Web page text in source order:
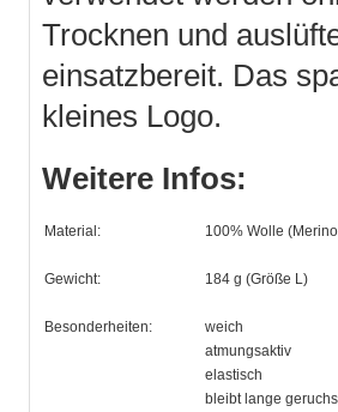
Trocknen und
einsatzbereit. Das
kleines Logo.
Weitere Infos:
Material: 100% Wolle
Gewicht: 184 g (Größe L)
Besonderheiten:
weich
atmungsaktiv
elastisch
bleibt lange